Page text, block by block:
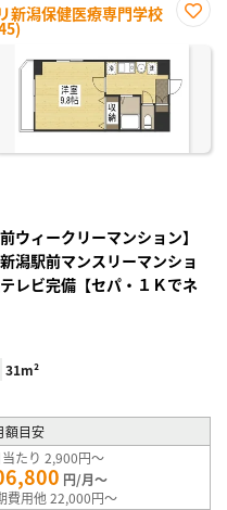
新潟保健医療専門学校
に入
録
ウィークリーマンション】
潟駅前マンスリーマンショ
レビ完備【セパ・１Ｋでネ
31m²
額目安
たり 2,900円～
円/月～
費用他 22,000円～